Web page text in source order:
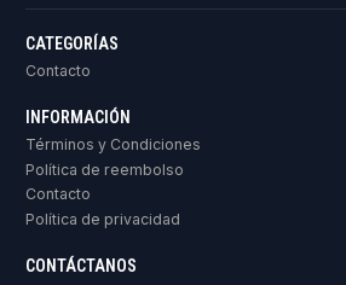
CATEGORÍAS
Contacto
INFORMACIÓN
Términos y Condiciones
Política de reembolso
Contacto
Política de privacidad
CONTÁCTANOS